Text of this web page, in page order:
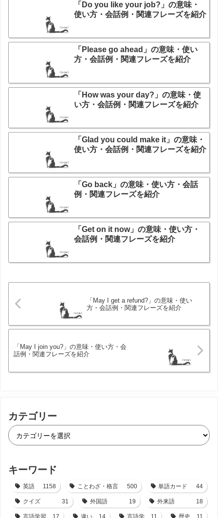
「Do you like your job?」の意味・
使い方・会話例・関連フレーズを紹介
「Please go ahead」の意味・使い
方・会話例・関連フレーズを紹介
「How was your day?」の意味・使
い方・会話例・関連フレーズを紹介
「Glad you could make it」の意味・
使い方・会話例・関連フレーズを紹介
「Go back」の意味・使い方・会話
例・関連フレーズを紹介
「Get on it now」の意味・使い方・
会話例・関連フレーズを紹介
「May I get a refund?」の意味・使い
方・会話例・関連フレーズを紹介
「May I join you?」の意味・使い方・会
話例・関連フレーズを紹介
カテゴリー
キーワード
英語 1158 ことわざ・格言 500 単語カード 44
クイズ 31 外国語 19 外来語 18
言語学習 17 違い 14 言語学 11 歴史 11